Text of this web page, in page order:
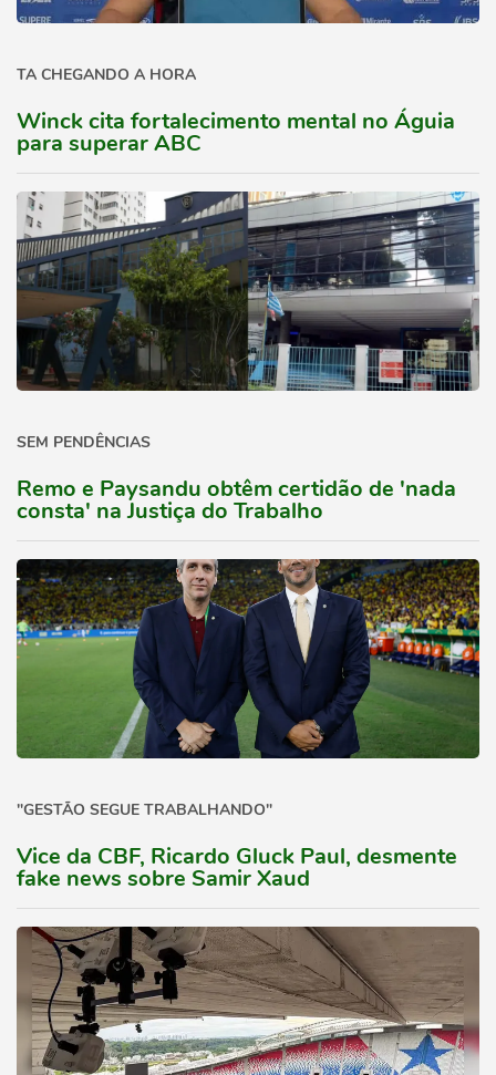
TA CHEGANDO A HORA
Winck cita fortalecimento mental no Águia
para superar ABC
SEM PENDÊNCIAS
Remo e Paysandu obtêm certidão de 'nada
consta' na Justiça do Trabalho
"GESTÃO SEGUE TRABALHANDO"
Vice da CBF, Ricardo Gluck Paul, desmente
fake news sobre Samir Xaud